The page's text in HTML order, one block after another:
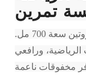
تمرين
ارتقِ بروتينك الرياضي مع كوب خلط البروتين سعة 700 مل.
ورافعي
مخفوقات ناعمة